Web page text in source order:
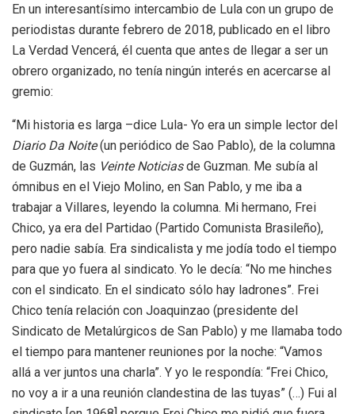
En un interesantísimo intercambio de Lula con un grupo de
periodistas durante febrero de 2018, publicado en el libro
La Verdad Vencerá, él cuenta que antes de llegar a ser un
obrero organizado, no tenía ningún interés en acercarse al
gremio:
“Mi historia es larga –dice Lula- Yo era un simple lector del
Diario Da Noite(un periódico de Sao Pablo), de la columna
de Guzmán, las Veinte Noticiasde Guzman. Me subía al
ómnibus en el Viejo Molino, en San Pablo, y me iba a
trabajar a Villares, leyendo la columna. Mi hermano, Frei
Chico, ya era del Partidao (Partido Comunista Brasileño),
pero nadie sabía. Era sindicalista y me jodía todo el tiempo
para que yo fuera al sindicato. Yo le decía: “No me hinches
con el sindicato. En el sindicato sólo hay ladrones”. Frei
Chico tenía relación con Joaquinzao (presidente del
Sindicato de Metalúrgicos de San Pablo) y me llamaba todo
el tiempo para mantener reuniones por la noche: “Vamos
allá a ver juntos una charla”. Y yo le respondía: “Frei Chico,
no voy a ir a una reunión clandestina de las tuyas” (…) Fui al